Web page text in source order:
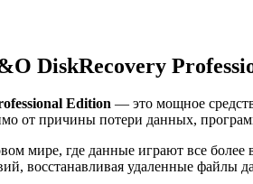
DiskRecovery
Edition — это мощное
от причины потери данных,
мире, где данные играют все
восстанавливая удаленные файлы